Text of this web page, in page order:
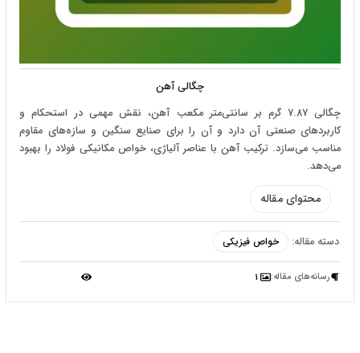
چگالی آهن
چگالی 7.87 گرم بر سانتی‌متر مکعب آهن، نقش مهمی در استحکام و
کاربردهای صنعتی آن دارد و آن را برای صنایع سنگین و سازه‌های مقاوم
مناسب می‌سازد. ترکیب آهن با عناصر آلیاژی، خواص مکانیکی فولاد را بهبود
می‌دهد.
محتوای مقاله
دسته مقاله: خواص فیزیکی
رسانه‌‌های مقاله: 1